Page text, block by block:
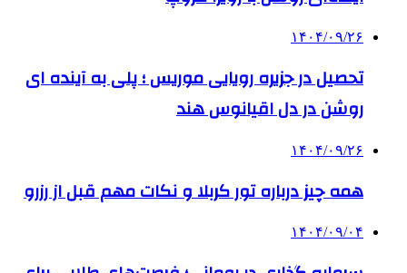
۱۴۰۴/۰۹/۲۶
تحصیل در جزیره رویایی موریس ؛ پلی به آینده ‌ای
روشن در دل اقیانوس ‌هند
۱۴۰۴/۰۹/۲۶
همه چیز درباره تور کربلا و نکات مهم قبل از رزرو
۱۴۰۴/۰۹/۰۴